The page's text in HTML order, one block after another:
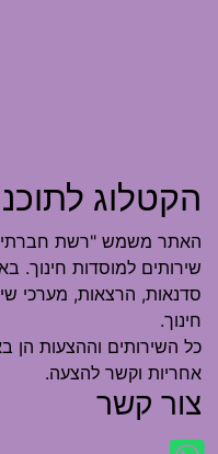
הקטלוג
האתר משמש "רשת
שירותים למוסדות חינוך.
סדנאות, הרצאות, מערכי
חינוך.
כל השירותים וההצעות הן
אחריות וקשר להצעה.
צור קשר